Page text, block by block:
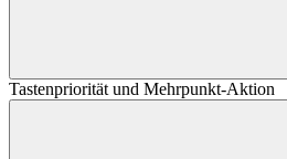
Tastenpriorität und Mehrpunkt-Aktion